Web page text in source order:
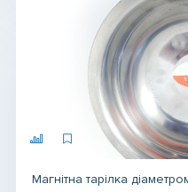
Магнітна тарілка